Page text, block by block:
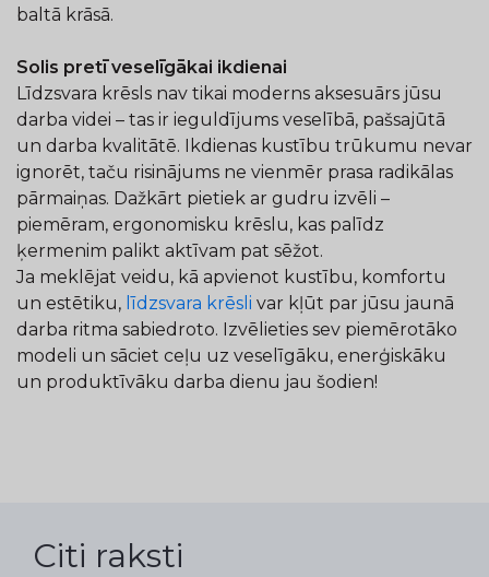
baltā krāsā.
Solis pretī veselīgākai ikdienai
Līdzsvara krēsls nav tikai moderns aksesuārs jūsu
darba videi – tas ir ieguldījums veselībā, pašsajūtā
un darba kvalitātē. Ikdienas kustību trūkumu nevar
ignorēt, taču risinājums ne vienmēr prasa radikālas
pārmaiņas. Dažkārt pietiek ar gudru izvēli –
piemēram, ergonomisku krēslu, kas palīdz
ķermenim palikt aktīvam pat sēžot.
Ja meklējat veidu, kā apvienot kustību, komfortu
un estētiku, līdzsvara krēsli var kļūt par jūsu jaunā
darba ritma sabiedroto. Izvēlieties sev piemērotāko
modeli un sāciet ceļu uz veselīgāku, enerģiskāku
un produktīvāku darba dienu jau šodien!
Citi raksti